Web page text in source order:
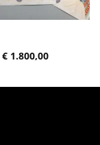
€1.800,00